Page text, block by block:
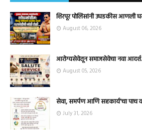
शिरपूर पोलिसांनी उघडकीस आणली
August 06, 2026
आरोग्यसेवेतून समाजसेवेचा नवा
August 05, 2026
सेवा, समर्पण आणि सहकार्य'चा पाच
July 31, 2026